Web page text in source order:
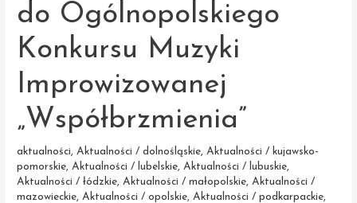
do Ogólnopolskiego
Konkursu Muzyki
Improwizowanej
„Współbrzmienia”
aktualności,Aktualności / dolnośląskie,Aktualności / kujawsko-
pomorskie,Aktualności / lubelskie,Aktualności / lubuskie,
Aktualności / łódzkie,Aktualności / małopolskie,Aktualności /
mazowieckie,Aktualności / opolskie,Aktualności / podkarpackie,